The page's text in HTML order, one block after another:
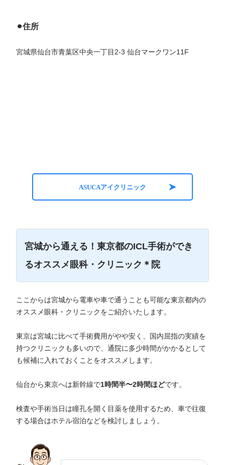
⚫︎住所
宮城県仙台市青葉区中央一丁目2-3 仙台マークワン11F
ASUCAアイクリニック
宮城から通える！東京都のICL手術ができ
るオススメ眼科・クリニック＊院
ここからは宮城から電車や車で通うことも可能な東京都内の
オススメ眼科・クリニックをご紹介いたします。
東京は宮城に比べて手術費用がやや安く、国内屈指の実績を
持つクリニックも多いので、通院に多少時間がかかるとして
も候補に入れておくことをオススメします。
仙台から東京へは新幹線で1時間半〜2時間ほどです。
検査や手術当日は瞳孔を開く目薬を使用するため、車で往復
する場合はホテル宿泊などを検討しましょう。